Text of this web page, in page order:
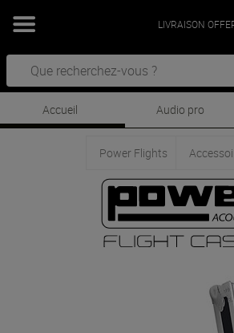
LIVRAISON
Accueil Audio pro
Power Flights